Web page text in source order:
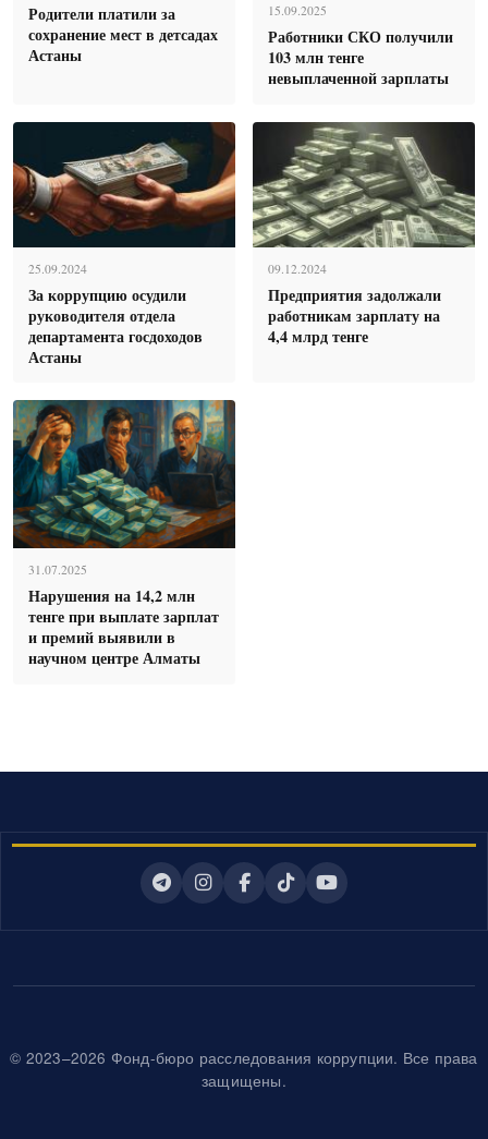
Родители платили за
сохранение мест в детсадах
Астаны
15.09.2025
Работники СКО получили
103 млн тенге
невыплаченной зарплаты
25.09.2024
За коррупцию осудили
руководителя отдела
департамента госдоходов
Астаны
09.12.2024
Предприятия задолжали
работникам зарплату на
4,4 млрд тенге
31.07.2025
Нарушения на 14,2 млн
тенге при выплате зарплат
и премий выявили в
научном центре Алматы
© 2023–2026 Фонд-бюро расследования коррупции. Все права
защищены.